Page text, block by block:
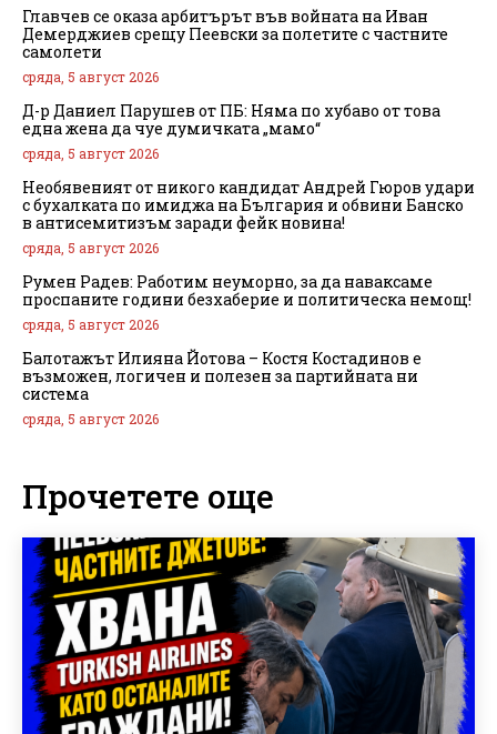
Главчев се оказа арбитърът във войната на Иван
Демерджиев срещу Пеевски за полетите с частните
самолети
сряда, 5 август 2026
Д-р Даниел Парушев от ПБ: Няма по хубаво от това
една жена да чуе думичката „мамо“
сряда, 5 август 2026
Необявеният от никого кандидат Андрей Гюров удари
с бухалката по имиджа на България и обвини Банско
в антисемитизъм заради фейк новина!
сряда, 5 август 2026
Румен Радев: Работим неуморно, за да наваксаме
проспаните години безхаберие и политическа немощ!
сряда, 5 август 2026
Балотажът Илияна Йотова – Костя Костадинов е
възможен, логичен и полезен за партийната ни
система
сряда, 5 август 2026
Прочетете още